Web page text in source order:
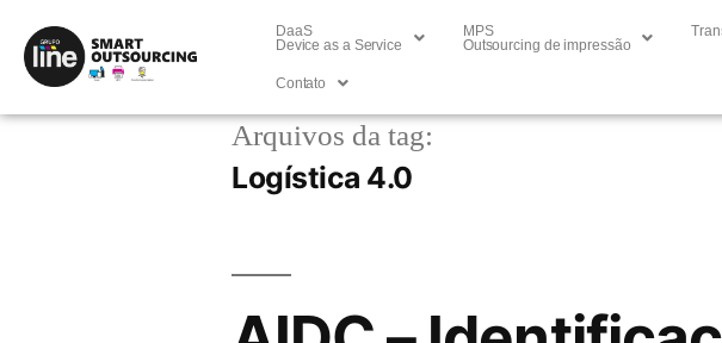
DaaS
Device as a Service
MPS
Outsourcing de impressão
Contato
Arquivos da tag:
Logística 4.0